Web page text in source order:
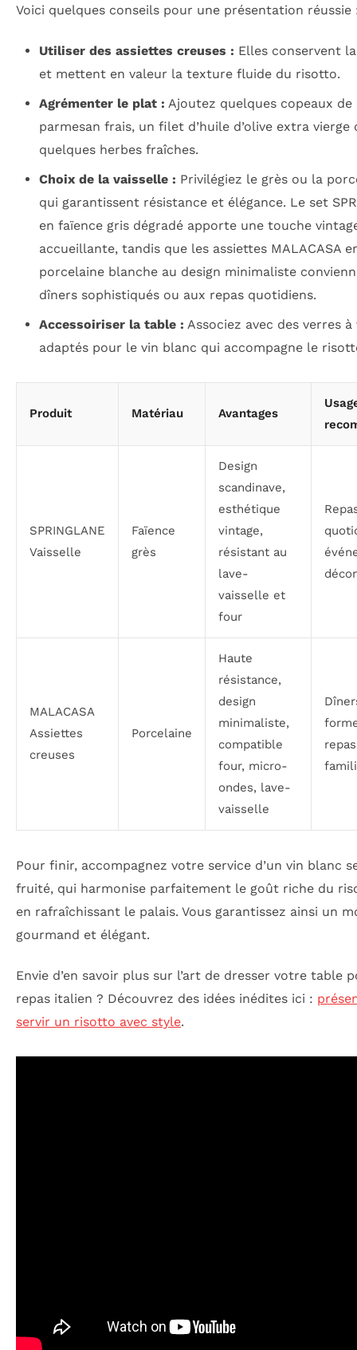
Voici quelques conseils pour une présentation réussie
Utiliser des assiettes creuses : Elles conservent
et mettent en valeur la texture fluide du risotto.
Agrémenter le plat : Ajoutez quelques copeaux de
parmesan frais, un filet d’huile d’olive extra vierge
quelques herbes fraîches.
Choix de la vaisselle : Privilégiez le grès ou la
qui garantissent résistance et élégance. Le set
en faïence gris dégradé apporte une touche
accueillante, tandis que les assiettes MALACASA
porcelaine blanche au design minimaliste
dîners sophistiqués ou aux repas quotidiens.
Accessoiriser la table : Associez avec des verres à
adaptés pour le vin blanc qui accompagne le
Produit Matériau Avantages
SPRINGLANE
Vaisselle
Faïence
grès
Design
scandinave,
esthétique
vintage,
résistant au
lave-
vaisselle et
four
MALACASA
Assiettes
creuses
Porcelaine
Haute
résistance,
design
minimaliste,
compatible
four, micro-
ondes, lave-
vaisselle
repas
Pour finir, accompagnez votre service d’un vin blanc
fruité, qui harmonise parfaitement le goût riche du
en rafraîchissant le palais. Vous garantissez ainsi un
gourmand et élégant.
Envie d’en savoir plus sur l’art de dresser votre table
repas italien ? Découvrez des idées inédites ici :
servir un risotto avec style.